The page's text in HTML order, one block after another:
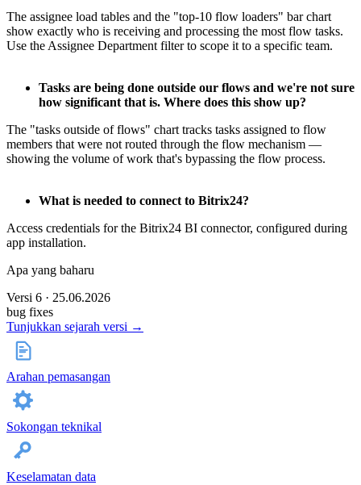
The assignee load tables and the "top-10 flow loaders" bar chart
show exactly who is receiving and processing the most flow tasks.
Use the Assignee Department filter to scope it to a specific team.
Tasks are being done outside our flows and we're not sure
how significant that is. Where does this show up?
The "tasks outside of flows" chart tracks tasks assigned to flow
members that were not routed through the flow mechanism —
showing the volume of work that's bypassing the flow process.
What is needed to connect to Bitrix24?
Access credentials for the Bitrix24 BI connector, configured during
app installation.
Apa yang baharu
Versi 6 · 25.06.2026
bug fixes
Tunjukkan sejarah versi →
Arahan pemasangan
Sokongan teknikal
Keselamatan data